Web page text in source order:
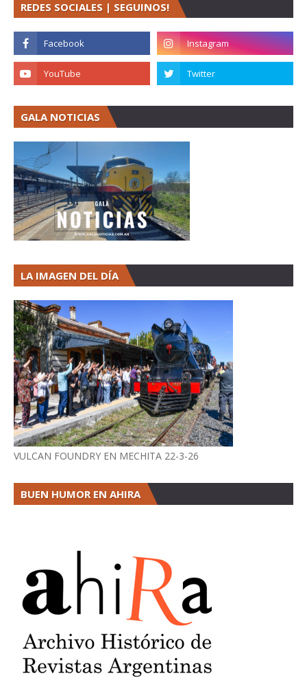
REDES SOCIALES | SEGUINOS!
GALA NOTICIAS
LA IMAGEN DEL DÍA
VULCAN FOUNDRY EN MECHITA 22-3-26
BUEN HUMOR EN AHIRA